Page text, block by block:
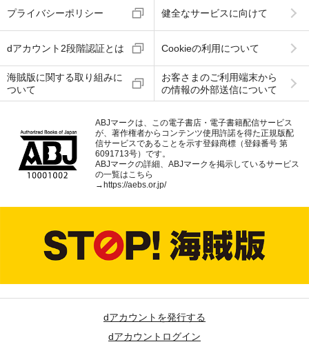
プライバシーポリシー 健全なサービスに向けて
dアカウント2段階認証とは Cookieの利用について
海賊版に関する取り組みに
ついて
お客さまのご利用端末から
の情報の外部送信について
ABJマークは、この電子書店・電子書籍配信サービス
が、著作権者からコンテンツ使用許諾を得た正規版配
信サービスであることを示す登録商標（登録番号 第
6091713号）です。
ABJマークの詳細、ABJマークを掲示しているサービス
の一覧はこちら
→ https://aebs.or.jp/
dアカウントを発行する
dアカウントログイン